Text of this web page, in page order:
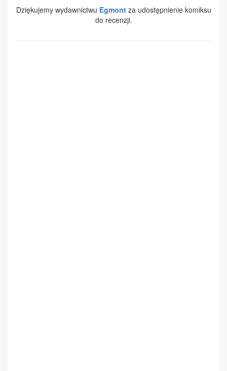
Dziękujemy wydawnictwu Egmontza udostępnienie komiksu
do recenzji.